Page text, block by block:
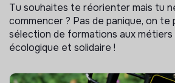
Tu souhaites te réorienter mais tu
commencer ? Pas de panique, on te
sélection de formations aux métiers
écologique et solidaire !